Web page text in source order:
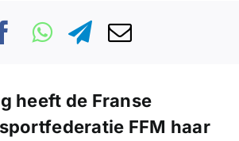
heeft de Franse
FFM haar